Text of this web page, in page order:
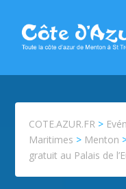
COTE.AZUR.FR >
Maritimes > Menton
gratuit au Palais de